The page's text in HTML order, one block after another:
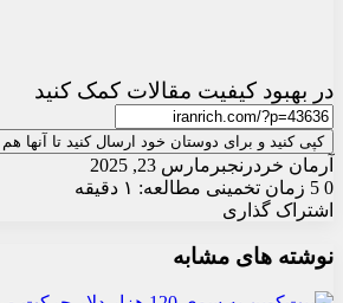
در بهبود کیفیت مقالات کمک کنید
کپی کنید و برای دوستان خود ارسال کنید تا آنها
آرمان خردرنجبر مارس 23, 2025
0
زمان تخمینی مطالعه: ۱ دقیقه
اشتراک گذاری
بوک
آپ
ایمیل
نوشته های مشابه